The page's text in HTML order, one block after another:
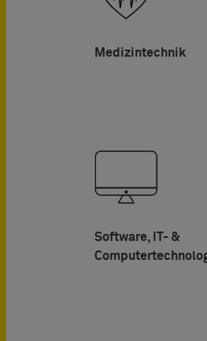
Medizintechnik
Software, IT- &